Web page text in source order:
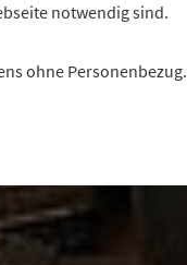
notwendig sind.
ohne Personenbezug.